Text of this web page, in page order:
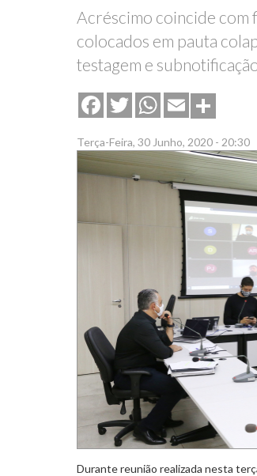
Acréscimo coincide com
colocados em pauta
testagem e
FacebookTwitterWhatsApp
Email
Terça-Feira, 30 Junho, 2020 - 20:30
Durante reunião realizada nesta